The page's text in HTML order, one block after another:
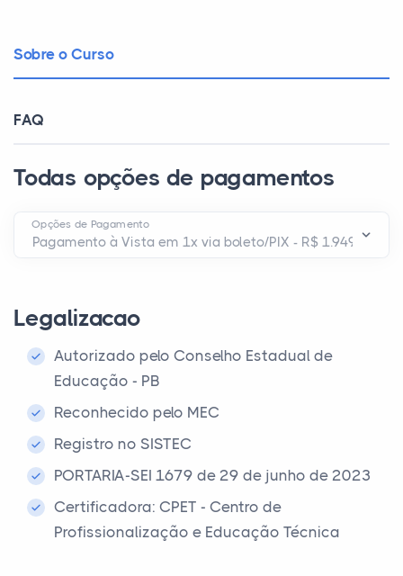
Sobre o Curso
FAQ
Todas opções de pagamentos
Opções de Pagamento
Legalizacao
Autorizado pelo Conselho Estadual de
Educação - PB
Reconhecido pelo MEC
Registro no SISTEC
PORTARIA-SEI 1679 de 29 de junho de 2023
Certificadora: CPET - Centro de
Profissionalização e Educação Técnica